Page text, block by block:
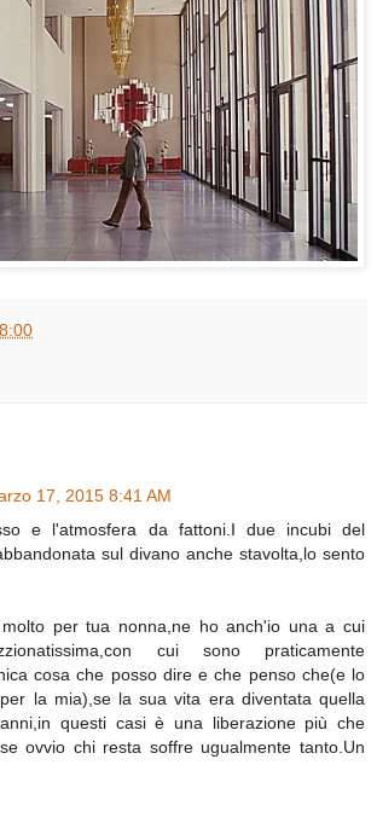
17, 2015 8:41 AM
e l'atmosfera da fattoni.I due incubi del
sul divano anche stavolta,lo sento
per tua nonna,ne ho anch'io una a cui
cui sono praticamente
cosa che posso dire e che penso che(e lo
la mia),se la sua vita era diventata quella
questi casi è una liberazione più che
ovvio chi resta soffre ugualmente tanto.Un